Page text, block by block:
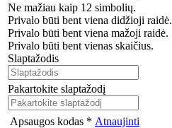
Ne mažiau kaip 12 simbolių.
Privalo būti bent viena didžioji raidė.
Privalo būti bent viena mažoji raidė.
Privalo būti bent vienas skaičius.
Slaptažodis
Pakartokite slaptažodį
Apsaugos kodas * Atnaujinti